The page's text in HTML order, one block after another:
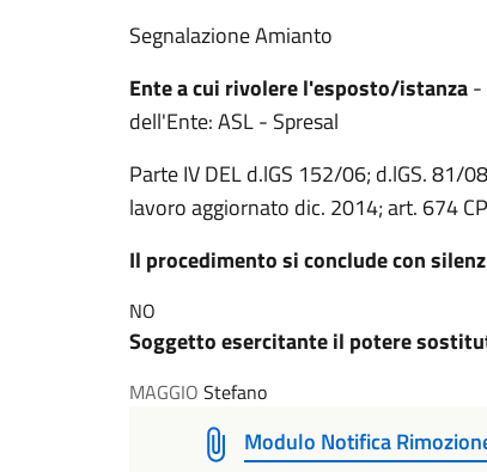
Segnalazione Amianto
Ente a cui rivolere l'esposto/istanza-
dell'Ente: ASL - Spresal
Parte IV DEL d.lGS 152/06; d.lGS. 81/
lavoro aggiornato dic. 2014; art. 674
Il procedimento si conclude con
NO
Soggetto esercitante il potere
MAGGIO Stefano
Modulo Notifica